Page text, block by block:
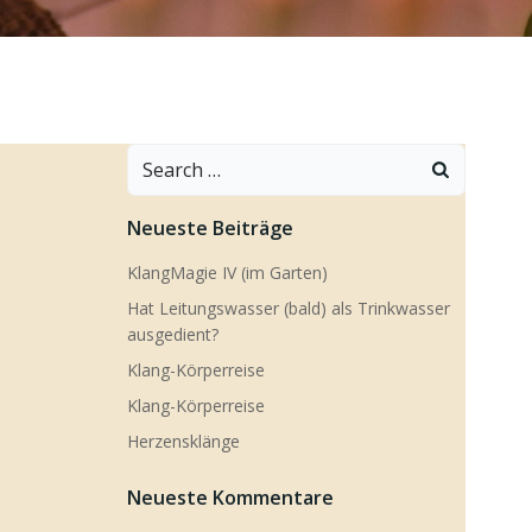
Search
for:
Neueste Beiträge
KlangMagie IV (im Garten)
Hat Leitungswasser (bald) als Trinkwasser
ausgedient?
Klang-Körperreise
Klang-Körperreise
Herzensklänge
Neueste Kommentare